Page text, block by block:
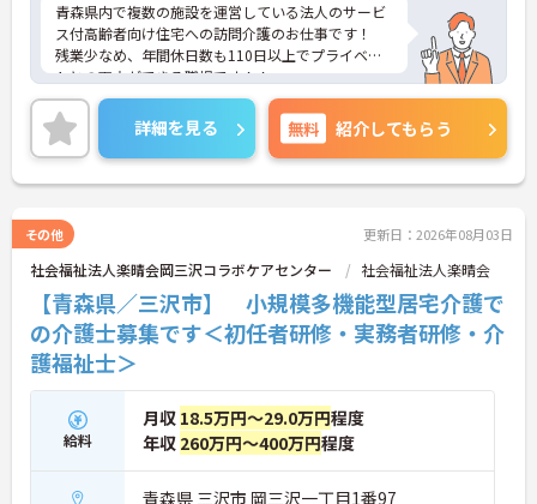
青森県内で複数の施設を運営している法人のサービ
ス付高齢者向け住宅への訪問介護のお仕事です！
残業少なめ、年間休日数も110日以上でプライベー
トとの両立ができる職場です！！
面接のポイントなど、さらに詳細をお話致しますの
でお気軽にご相談ください。
詳細を見る 無料 紹介してもらう
その他 更新日：2026年08月03日
社会福祉法人楽晴会岡三沢コラボケアセンター 社会福祉法人楽晴会
【青森県／三沢市】 小規模多機能型居宅介護で
の介護士募集です＜初任者研修・実務者研修・介
護福祉士＞
給料
月収 18.5万円～29.0万円程度
年収 260万円～400万円程度
青森県 三沢市 岡三沢一丁目1番97